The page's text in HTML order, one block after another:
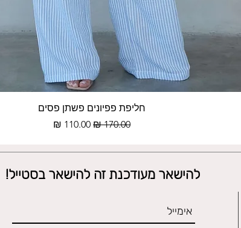
תצוגה מהירה
חליפת פפיונים פשתן פסים
מחיר רגיל מחיר מבצע
להישאר מעודכנת זה להישאר בסטייל!